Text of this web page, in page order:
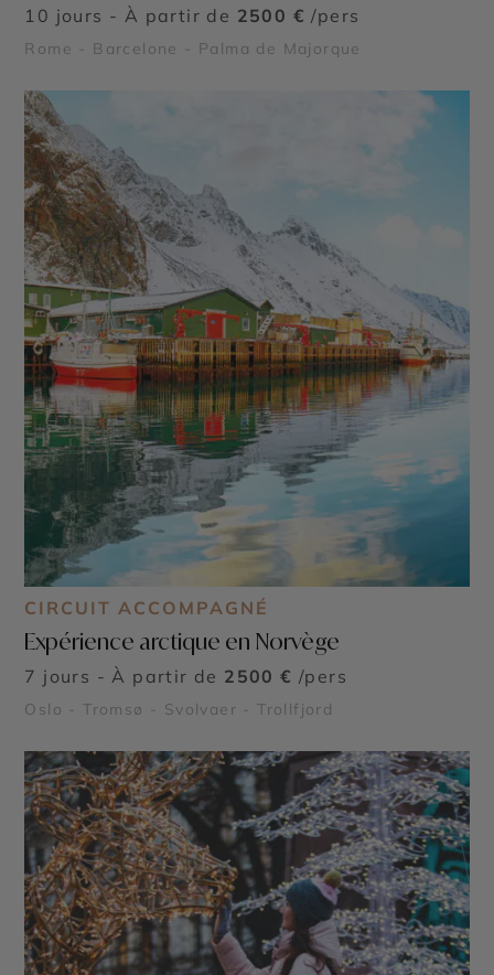
10 jours - À partir de 2500 € /pers
Rome - Barcelone - Palma de Majorque
CIRCUIT ACCOMPAGNÉ
Expérience arctique en Norvège
7 jours - À partir de 2500 € /pers
Oslo - Tromsø - Svolvaer - Trollfjord